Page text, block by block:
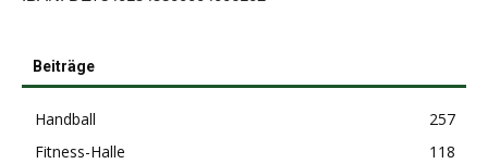
Beiträge
Handball
257
Fitness-Halle
118